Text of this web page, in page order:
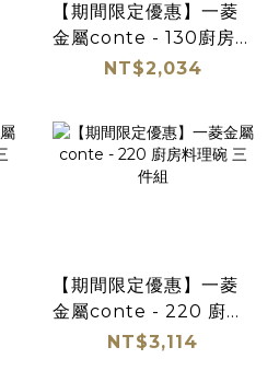
【期間限定優惠】一菱
金屬conte - 130廚房料
理碗三件組NT$2,034
【期間限定優惠】一菱
金屬conte - 220 廚房
料理碗 三件組
NT$3,114